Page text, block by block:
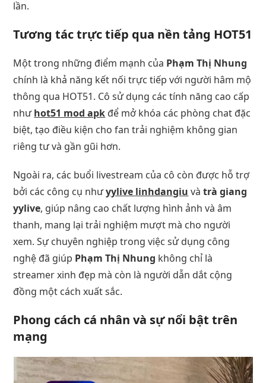
lần.
Tương tác trực tiếp qua nền tảng HOT51
Một trong những điểm mạnh của Phạm Thị Nhung
chính là khả năng kết nối trực tiếp với người hâm mộ
thông qua HOT51. Cô sử dụng các tính năng cao cấp
nhưhot51 mod apk để mở khóa các phòng chat đặc
biệt, tạo điều kiện cho fan trải nghiệm không gian
riêng tư và gần gũi hơn.
Ngoài ra, các buổi livestream của cô còn được hỗ trợ
bởi các công cụ nhưyylive linhdangiu vàtrà giang
yylive, giúp nâng cao chất lượng hình ảnh và âm
thanh, mang lại trải nghiệm mượt mà cho người
xem. Sự chuyên nghiệp trong việc sử dụng công
nghệ đã giúp Phạm Thị Nhung không chỉ là
streamer xinh đẹp mà còn là người dẫn dắt cộng
đồng một cách xuất sắc.
Phong cách cá nhân và sự nổi bật trên
mạng